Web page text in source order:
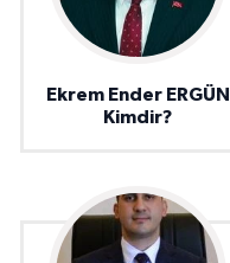
Ekrem Ender ERGÜN
Kimdir?